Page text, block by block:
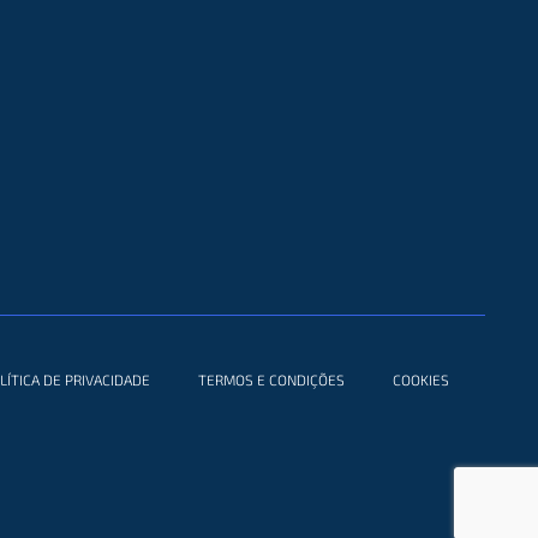
DE PRIVACIDADE TERMOS E CONDIÇÕES COOKIES